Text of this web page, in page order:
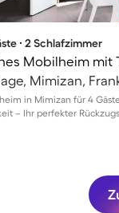
∙ 2 Schlafzimmer
Mimizan,
in Mimizan für 4
– Ihr perfekter